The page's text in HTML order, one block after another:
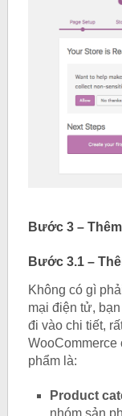
Bước 3 –
Bước 3.1 –
Không có gì
mại điện tử,
đi vào chi tiết,
WooCommerce
phẩm là:
Product
nhóm sản